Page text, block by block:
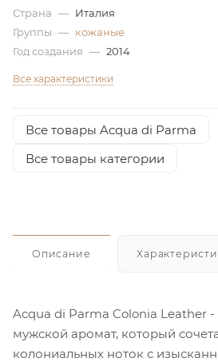
Страна — Италия
Группы — кожаные
Год создания — 2014
Все характеристики
Все товары Acqua di Parma
Все товары категории
Описание
Acqua di Parma Colonia Leather
мужской аромат, который
колониальных ноток с